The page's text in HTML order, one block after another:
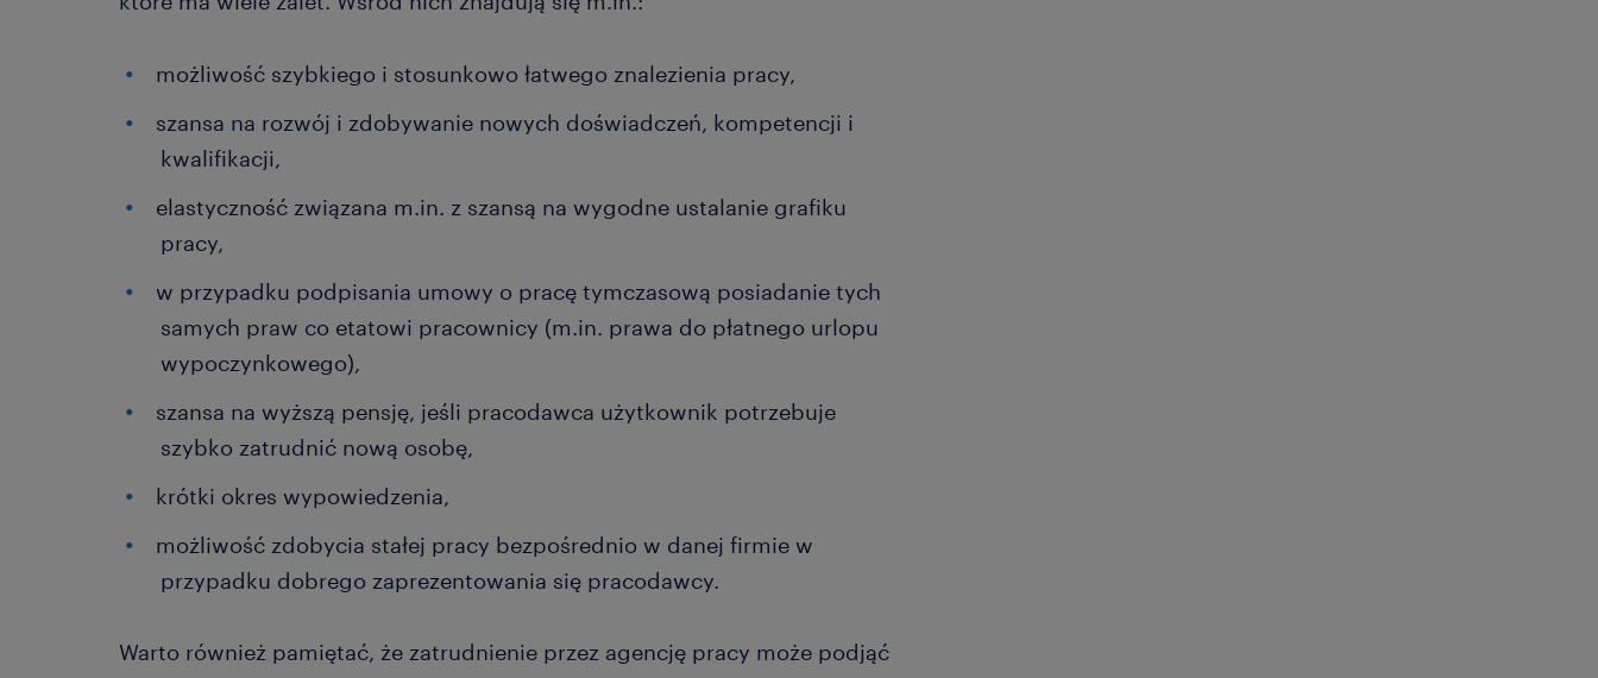
możliwość szybkiego i stosunkowo łatwego znalezienia pracy,
szansa na rozwój i zdobywanie nowych doświadczeń, kompetencji i
kwalifikacji,
elastyczność związana m.in. z szansą na wygodne ustalanie grafiku
pracy,
w przypadku podpisania umowy o pracę tymczasową posiadanie tych
samych praw co etatowi pracownicy (m.in. prawa do płatnego urlopu
wypoczynkowego),
szansa na wyższą pensję, jeśli pracodawca użytkownik potrzebuje
szybko zatrudnić nową osobę,
krótki okres wypowiedzenia,
możliwość zdobycia stałej pracy bezpośrednio w danej firmie w
przypadku dobrego zaprezentowania się pracodawcy.
Warto również pamiętać, że zatrudnienie przez agencję pracy może podjąć